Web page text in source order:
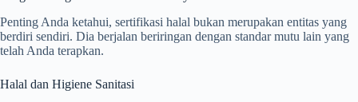
Penting Anda ketahui, sertifikasi halal bukan merupakan entitas yang
berdiri sendiri. Dia berjalan beriringan dengan standar mutu lain yang
telah Anda terapkan.
Halal dan Higiene Sanitasi